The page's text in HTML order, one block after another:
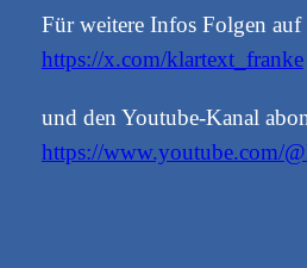
Für weitere Infos Folgen
https://x.com/klartext_franke
und den Youtube-Kanal
https://www.youtube.com/